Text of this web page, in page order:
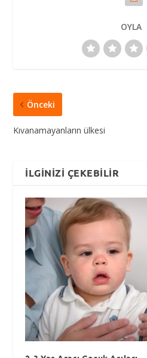
OYLA
Önceki
Kıvanamayanların ülkesi
İLGINIZI ÇEKEBILIR